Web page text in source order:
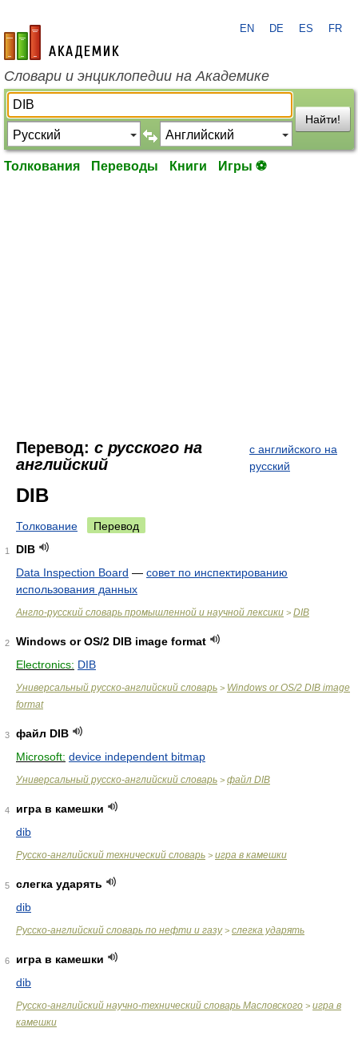
academic.ru
EN DE ES FR
Словари и энциклопедии на Академике
Найти!
Толкования Переводы Книги Игры ⚽
Перевод: с русского на
английский
с английского на
русский
DIB
Толкование Перевод
1
DIB
Data Inspection Board — совет по инспектированию
использования данных
Англо-русский словарь промышленной и научной лексики > DIB
2
Windows or OS/2 DIB image format
Electronics: DIB
Универсальный русско-английский словарь > Windows or OS/2 DIB image
format
3
файл DIB
Microsoft: device independent bitmap
Универсальный русско-английский словарь > файл DIB
4
игра в камешки
dib
Русско-английский технический словарь > игра в камешки
5
слегка ударять
dib
Русско-английский словарь по нефти и газу> слегка ударять
6
игра в камешки
dib
Русско-английский научно-технический словарь Масловского > игра в
камешки